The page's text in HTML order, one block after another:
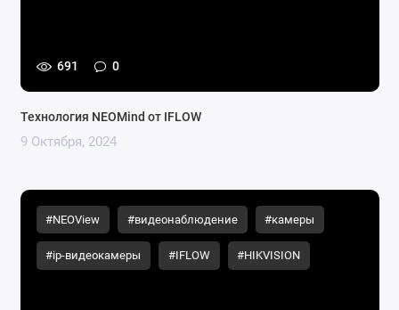
691 0
Технология NEOMind от IFLOW
9 Октября, 2024
#NEOView #видеонаблюдение #камеры
#ip-видеокамеры #IFLOW #HIKVISION